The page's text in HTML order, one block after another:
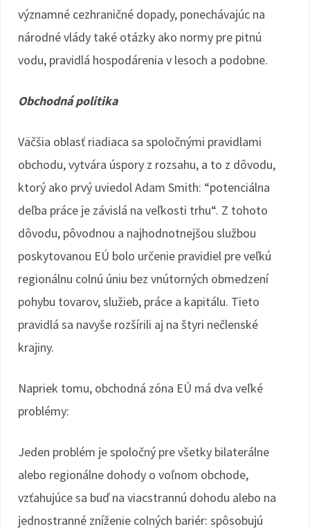
významné cezhraničné dopady, ponechávajúc na
národné vlády také otázky ako normy pre pitnú
vodu, pravidlá hospodárenia v lesoch a podobne.
Obchodná politika
Väčšia oblasť riadiaca sa spoločnými pravidlami
obchodu, vytvára úspory z rozsahu, a to z dôvodu,
ktorý ako prvý uviedol Adam Smith: “potenciálna
deľba práce je závislá na veľkosti trhu“. Z tohoto
dôvodu, pôvodnou a najhodnotnejšou službou
poskytovanou EÚ bolo určenie pravidiel pre veľkú
regionálnu colnú úniu bez vnútorných obmedzení
pohybu tovarov, služieb, práce a kapitálu. Tieto
pravidlá sa navyše rozšírili aj na štyri nečlenské
krajiny.
Napriek tomu, obchodná zóna EÚ má dva veľké
problémy:
Jeden problém je spoločný pre všetky bilaterálne
alebo regionálne dohody o voľnom obchode,
vzťahujúce sa buď na viacstrannú dohodu alebo na
jednostranné zníženie colných bariér: spôsobujú